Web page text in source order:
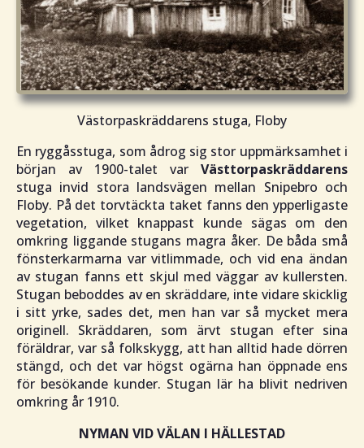
Västorpaskräddarens stuga, Floby
En ryggåsstuga, som ådrog sig stor uppmärksamhet i
början av 1900-talet var Västtorpaskräddarens
stuga invid stora landsvägen mellan Snipebro och
Floby. På det torvtäckta taket fanns den ypperligaste
vegetation, vilket knappast kunde sägas om den
omkring liggande stugans magra åker. De båda små
fönsterkarmarna var vitlimmade, och vid ena ändan
av stugan fanns ett skjul med väggar av kullersten.
Stugan beboddes av en skräddare, inte vidare skicklig
i sitt yrke, sades det, men han var så mycket mera
originell. Skräddaren, som ärvt stugan efter sina
föräldrar, var så folkskygg, att han alltid hade dörren
stängd, och det var högst ogärna han öppnade ens
för besökande kunder. Stugan lär ha blivit nedriven
omkring år 1910.
NYMAN VID VÄLAN I HÄLLESTAD